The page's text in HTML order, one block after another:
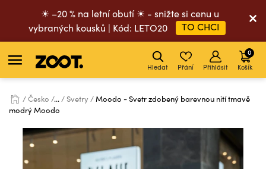
☀ –20 % na letní obutí ☀ - snižte si cenu u
vybraných kousků | Kód: LETO20
TO CHCI
Hledat Přání Přihlásit Košík
0
Česko ... Svetry
Moodo - Svetr zdobený barevnou nití tmavě
modrý Moodo